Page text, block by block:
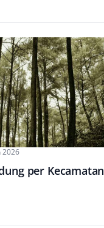
2026
per